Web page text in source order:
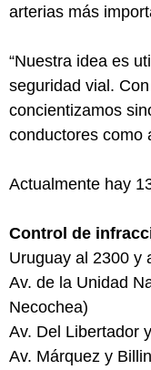
arterias más
“Nuestra idea es
seguridad vial.
concientizamos
conductores como
Actualmente hay
Control de
Uruguay al 2300 y
Av. de la Unidad
Necochea)
Av. Del Libertador
Av. Márquez y